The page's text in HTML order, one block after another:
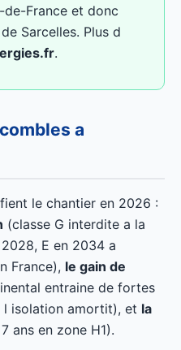
France et donc
Sarcelles. Plus d
.
a
le chantier en 2026 :
(classe G interdite a la
E en 2034 a
France), le gain de
entraine de fortes
l isolation amortit), et la
ans en zone H1).